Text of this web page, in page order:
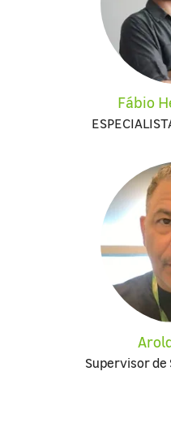
Fábio
Supervisor de